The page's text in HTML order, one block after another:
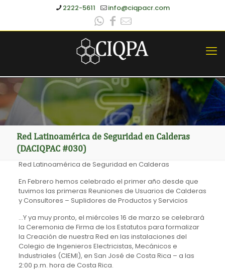
2222-5611 info@ciqpacr.com
Red Latinoamérica de Seguridad en Calderas
(DACIQPAC #030)
Red Latinoamérica de Seguridad en Calderas
En Febrero hemos celebrado el primer año desde que
tuvimos las primeras Reuniones de Usuarios de Calderas
y Consultores – Suplidores de Productos y Servicios
…Y ya muy pronto, el miércoles 16 de marzo se celebrará
la Ceremonia de Firma de los Estatutos para formalizar
la Creación de nuestra Red en las instalaciones del
Colegio de Ingenieros Electricistas, Mecánicos e
Industriales (CIEMI), en San José de Costa Rica – a las
2:00 p.m. hora de Costa Rica.